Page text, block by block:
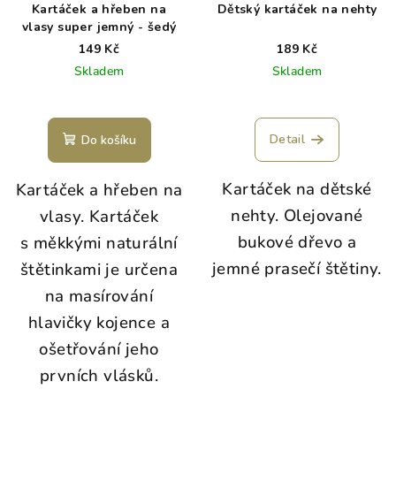
Kartáček a hřeben na
vlasy super jemný - šedý
149 Kč
Skladem
Do košíku
Kartáček a hřeben na
vlasy. Kartáček
s měkkými naturální
štětinkami je určena
na masírování
hlavičky kojence a
ošetřování jeho
prvních vlásků.
Dětský kartáček na nehty
189 Kč
Skladem
Detail
Kartáček na dětské
nehty. Olejované
bukové dřevo a
jemné prasečí štětiny.